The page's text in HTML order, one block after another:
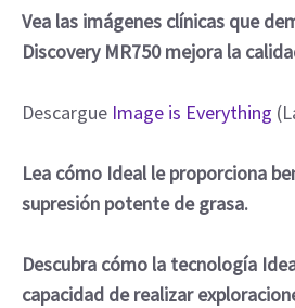
Vea las imágenes clínicas que
Discovery MR750 mejora la
Descargue Image is Everything
Lea cómo Ideal le proporciona
supresión potente de grasa.
Descubra cómo la tecnología
capacidad de realizar